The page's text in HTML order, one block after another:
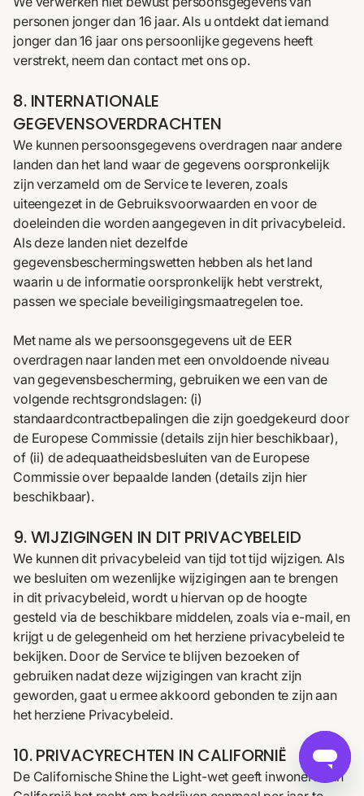
personen jonger dan 16 jaar. Als u ontdekt dat iemand
jonger dan 16 jaar ons persoonlijke gegevens heeft
verstrekt, neem dan contact met ons op.
8. INTERNATIONALE
GEGEVENSOVERDRACHTEN
We kunnen persoonsgegevens overdragen naar andere
landen dan het land waar de gegevens oorspronkelijk
zijn verzameld om de Service te leveren, zoals
uiteengezet in de Gebruiksvoorwaarden en voor de
doeleinden die worden aangegeven in dit privacybeleid.
Als deze landen niet dezelfde
gegevensbeschermingswetten hebben als het land
waarin u de informatie oorspronkelijk hebt verstrekt,
passen we speciale beveiligingsmaatregelen toe.
Met name als we persoonsgegevens uit de EER
overdragen naar landen met een onvoldoende niveau
van gegevensbescherming, gebruiken we een van de
volgende rechtsgrondslagen: (i)
standaardcontractbepalingen die zijn goedgekeurd door
de Europese Commissie (details zijn hier beschikbaar),
of (ii) de adequaatheidsbesluiten van de Europese
Commissie over bepaalde landen (details zijn hier
beschikbaar).
9. WIJZIGINGEN IN DIT PRIVACYBELEID
We kunnen dit privacybeleid van tijd tot tijd wijzigen. Als
we besluiten om wezenlijke wijzigingen aan te brengen
in dit privacybeleid, wordt u hiervan op de hoogte
gesteld via de beschikbare middelen, zoals via e-mail, en
krijgt u de gelegenheid om het herziene privacybeleid te
bekijken. Door de Service te blijven bezoeken of
gebruiken nadat deze wijzigingen van kracht zijn
geworden, gaat u ermee akkoord gebonden te zijn aan
het herziene Privacybeleid.
10. PRIVACYRECHTEN IN CALIFORNIË
De Californische Shine the Light-wet geeft inwoners van